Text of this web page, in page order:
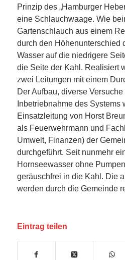
Prinzip des „Hamburger
eine Schlauchwaage. Wie
Gartenschlauch aus einem
durch den Höhenunterschied
Wasser auf die niedrigere
die Seite der Kahl. Realisiert
zwei Leitungen mit einem
Der Aufbau, diverse
Inbetriebnahme des Systems
Einsatzleitung von Horst
als Feuerwehrmann und
Umwelt, Finanzen) der
durchgeführt. Seit nunmehr
Hornseewasser ohne
geräuschfrei in die Kahl. Die
werden durch die Gemeinde
Eintrag teilen